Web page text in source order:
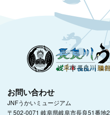
お問い合わせ
JNFうかいミュージアム
〒502-0071 岐阜県岐阜市長良51番地2